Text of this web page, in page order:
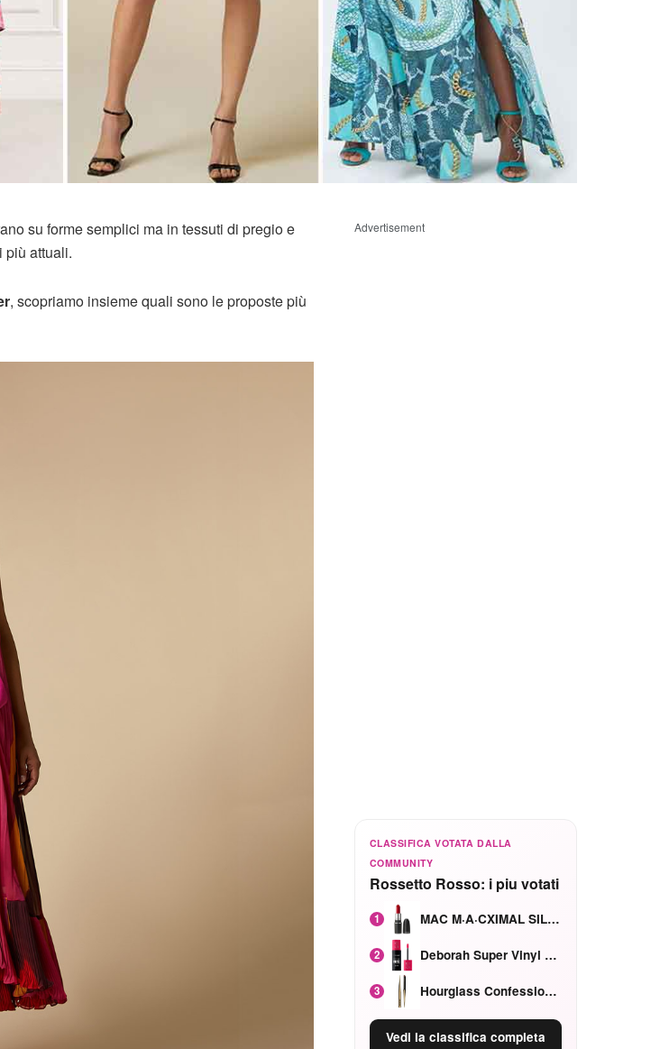
su forme semplici ma in tessuti di pregio e
più attuali.
, scopriamo insieme quali sono le proposte più
Advertisement
CLASSIFICA VOTATA DALLA
COMMUNITY
Rossetto Rosso: i piu votati
1 MAC M·A·CXIMAL SILKY MATTE Red Rock mat
2 Deborah Super Vinyl Shake Rosa Ciliegia
3 Hourglass Confession Ricaricabile Ultra Preciso Ad Alta Intensità Secretly Classic Red
Vedi la classifica completa